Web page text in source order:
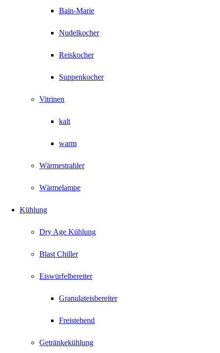
Bain-Marie
Nudelkocher
Reiskocher
Suppenkocher
Vitrinen
kalt
warm
Wärmestrahler
Wärmelampe
Kühlung
Dry Age Kühlung
Blast Chiller
Eiswürfelbereiter
Granulateisbereiter
Freistehend
Getränkekühlung